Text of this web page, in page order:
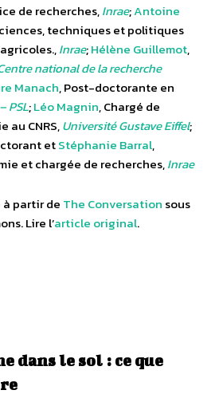
de recherches,Inrae;Antoine
techniques et politiques
Inrae;Hélène Guillemot,
national de la recherche
Manach, Post-doctorante en
PSL;Léo Magnin, Chargé de
au CNRS,Université Gustave Eiffel;
etStéphanie Barral,
et chargée de recherches,Inrae
partir de The Conversation sous
Lire l’article original.
dans le sol : ce que